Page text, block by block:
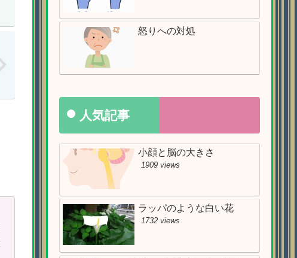
怒りへの対処
人気記事
小顔と脳の大きさ
1909 views
ラッパのような白い花
1732 views